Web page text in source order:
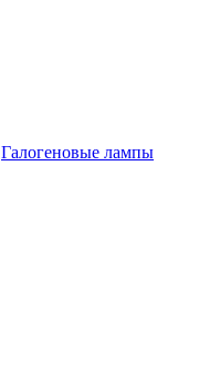
Галогеновые лампы